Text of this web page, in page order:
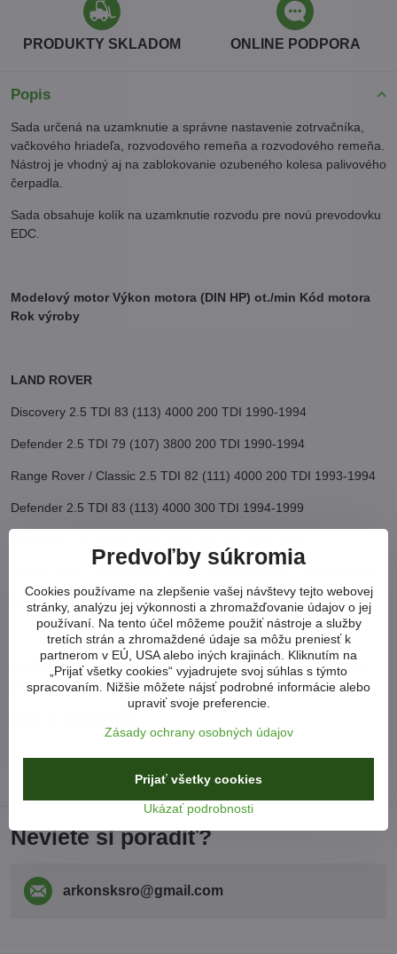
PRODUKTY SKLADOM ONLINE PODPORA
Popis
Sada určená na uzamknutie a správne nastavenie zotrvačníka,
vačkového hriadeľa, rozvodového remeňa a rozvodového remeňa.
Nástroj je vhodný aj na zablokovanie ozubeného kolesa palivového
čerpadla.
Sada obsahuje kolík na uzamknutie rozvodu pre novú prevodovku
EDC.
Modelový motor Výkon motora (DIN HP) ot./min Kód motora
Rok výroby
LAND ROVER
Discovery 2.5 TDI 83 (113) 4000 200 TDI 1990-1994
Defender 2.5 TDI 79 (107) 3800 200 TDI 1990-1994
Range Rover / Classic 2.5 TDI 82 (111) 4000 200 TDI 1993-1994
Defender 2.5 TDI 83 (113) 4000 300 TDI 1994-1999
Range Rover / Classic 2,5 TDI 82 (111) 4000 300 TDI 1994-1995
Discovery 2.5 TDI 90 (120) 4000 19L 1995-1998
Nami ponúkané náradie ASTA / SATRA sa na trhu vyznačuje
veľmi vysokou kvalitou spracovania a nízkou cenou.
ARETAČNÉ SADY LAND ROVER
Neviete si poradiť?
arkonsksro​@gmail​.com
Predvoľby súkromia
Cookies používame na zlepšenie vašej návštevy tejto webovej
stránky, analýzu jej výkonnosti a zhromažďovanie údajov o jej
používaní. Na tento účel môžeme použiť nástroje a služby
tretích strán a zhromaždené údaje sa môžu preniesť k
partnerom v EÚ, USA alebo iných krajinách. Kliknutím na
„Prijať všetky cookies“ vyjadrujete svoj súhlas s týmto
spracovaním. Nižšie môžete nájsť podrobné informácie alebo
upraviť svoje preferencie.
Zásady ochrany osobných údajov
Ukázať podrobnosti
Prijať všetky cookies